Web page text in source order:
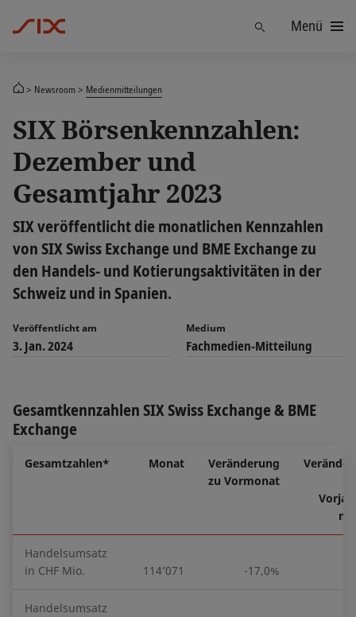
FindenMenü
Newsroom Medienmitteilungen
SIX Börsenkennzahlen:
Dezember und
Gesamtjahr 2023
SIX veröffentlicht die monatlichen Kennzahlen
von SIX Swiss Exchange und BME Exchange zu
den Handels- und Kotierungsaktivitäten in der
Schweiz und in Spanien.
Veröffentlicht am
3. Jan. 2024
Medium
Fachmedien-Mitteilung
Gesamtkennzahlen SIX Swiss Exchange & BME
Exchange
Gesamtzahlen* Monat
Veränderung
zu Vormonat
Handelsumsatz
in CHF Mio.
114’071 -17,0%
Handelsumsatz